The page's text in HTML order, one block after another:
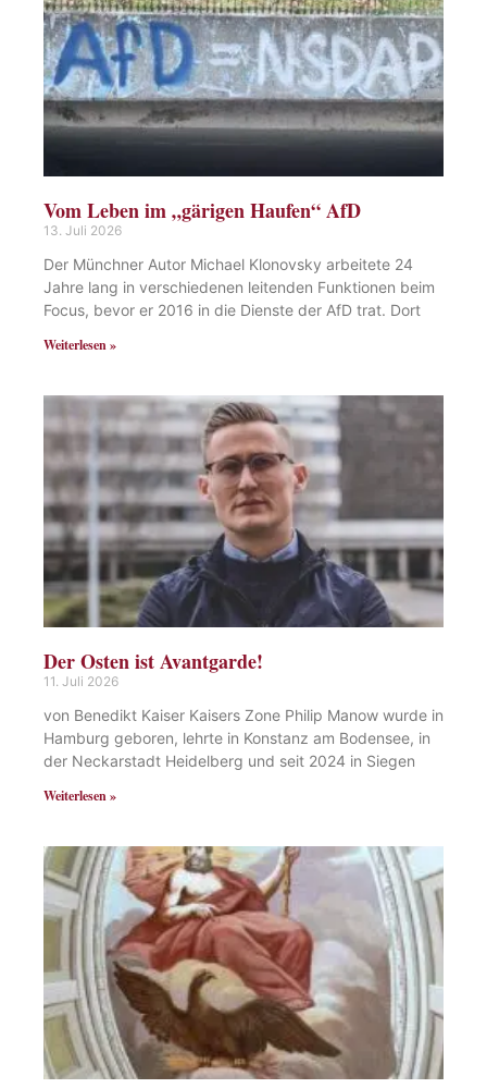
Vom Leben im „gärigen Haufen“ AfD
13. Juli 2026
Der Münchner Autor Michael Klonovsky arbeitete 24
Jahre lang in verschiedenen leitenden Funktionen beim
Focus, bevor er 2016 in die Dienste der AfD trat. Dort
Weiterlesen »
Der Osten ist Avantgarde!
11. Juli 2026
von Benedikt Kaiser Kaisers Zone Philip Manow wurde in
Hamburg geboren, lehrte in Konstanz am Bodensee, in
der Neckarstadt Heidelberg und seit 2024 in Siegen
Weiterlesen »